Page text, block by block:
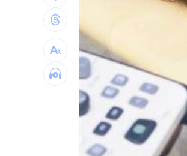
美：東南亞詐騙園區
拆監獄家書見「叫別人
ETF存到2千萬退休！
社宅包租爆糾紛 房客
台灣彩券開獎直播中
LIVE三立+24小時直播